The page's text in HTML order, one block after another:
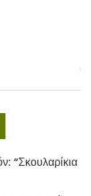
“Σκουλαρίκια